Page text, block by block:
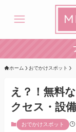
ホーム おでかけスポット
え？！無料
クセス・設
おでかけスポット